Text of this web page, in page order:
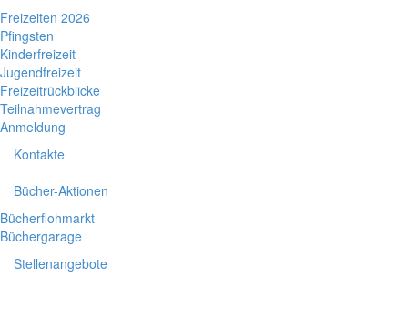
Freizeiten 2026
Pfingsten
Kinderfreizeit
Jugendfreizeit
Freizeitrückblicke
Teilnahmevertrag
Anmeldung
Kontakte
Bücher-Aktionen
Bücherflohmarkt
Büchergarage
Stellenangebote